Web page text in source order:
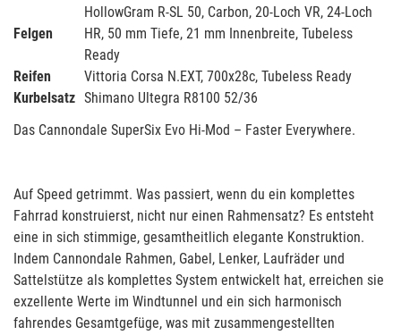
Felgen
HollowGram R-SL 50, Carbon, 20-Loch VR, 24-Loch
HR, 50 mm Tiefe, 21 mm Innenbreite, Tubeless
Ready
Reifen
Vittoria Corsa N.EXT, 700x28c, Tubeless Ready
Kurbelsatz Shimano Ultegra R8100 52/36
Das Cannondale SuperSix Evo Hi-Mod – Faster Everywhere.
Auf Speed getrimmt. Was passiert, wenn du ein komplettes
Fahrrad konstruierst, nicht nur einen Rahmensatz? Es entsteht
eine in sich stimmige, gesamtheitlich elegante Konstruktion.
Indem Cannondale Rahmen, Gabel, Lenker, Laufräder und
Sattelstütze als komplettes System entwickelt hat, erreichen sie
exzellente Werte im Windtunnel und ein sich harmonisch
fahrendes Gesamtgefüge, was mit zusammengestellten